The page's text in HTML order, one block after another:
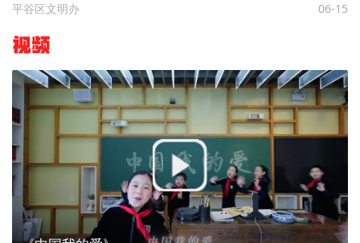
平谷区文明办 06-15
视频